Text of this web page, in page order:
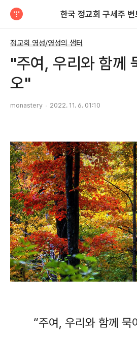
한국 정교회 구세주 변
정교회 영성/영성의 샘터
"주여, 우리와 함께
오"
monastery 2022. 11. 6. 01:10
“주여, 우리와 함께 묵